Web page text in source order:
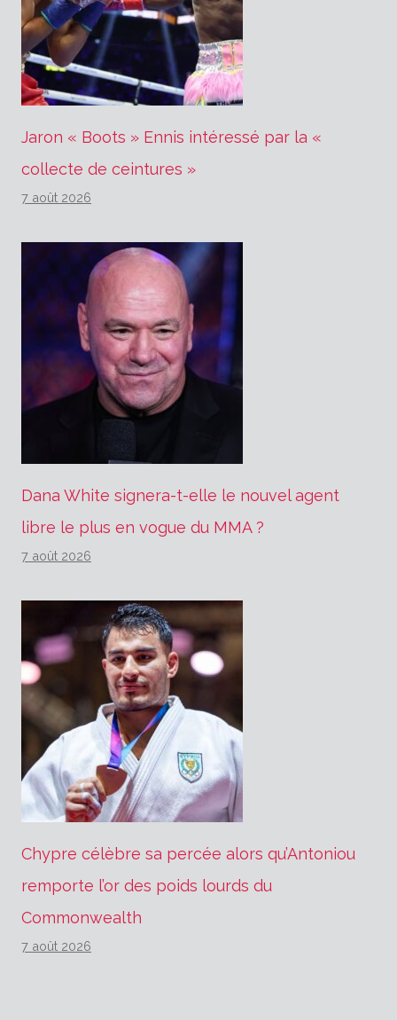
Jaron « Boots » Ennis intéressé par la «
collecte de ceintures »
7 août 2026
Dana White signera-t-elle le nouvel agent
libre le plus en vogue du MMA ?
7 août 2026
Chypre célèbre sa percée alors qu’Antoniou
remporte l’or des poids lourds du
Commonwealth
7 août 2026